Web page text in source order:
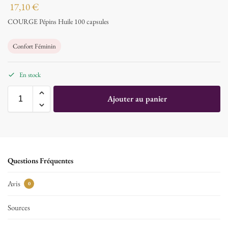
17,10€
COURGE Pépins Huile 100 capsules
Confort Féminin
En stock
Ajouter au panier
Questions Fréquentes
Avis 0
Sources